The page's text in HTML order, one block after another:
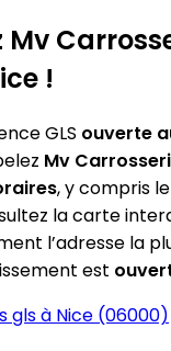
!
GLS ouverte
Mv
, y compris le
la carte
l’adresse la
est
gls à Nice (06000)